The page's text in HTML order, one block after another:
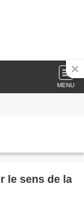
MENU
le sens de la